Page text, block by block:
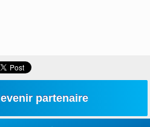
partenaire